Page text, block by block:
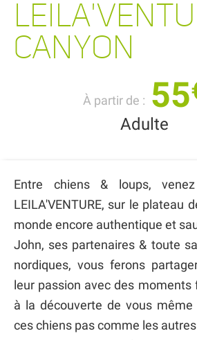
CANYON
À partir de : 55
Adulte
Entre chiens & loups,
LEILA'VENTURE, sur le plateau
monde encore authentique et
John, ses partenaires & toute
nordiques, vous ferons
leur passion avec des moments
à la découverte de vous
ces chiens pas comme les